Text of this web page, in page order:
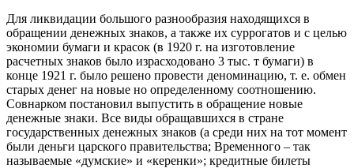
Для ликвидации большого разнообразия находящихся в
обращении денежных знаков, а также их суррогатов и с целью
экономии бумаги и красок (в 1920 г. на изготовление
расчетных знаков было израсходовано 3 тыс. т бумаги) в
конце 1921 г. было решено провести деноминацию, т. е. обмен
старых денег на новые но определенному соотношению.
Совнарком постановил выпустить в обращение новые
денежные знаки. Все виды обращавшихся в стране
государственных денежных знаков (а среди них на тот момент
были деньги царского правительства; Временного – так
называемые «думские» и «керенки»; кредитные билеты